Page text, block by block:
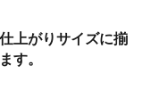
上がりサイズに揃
す。